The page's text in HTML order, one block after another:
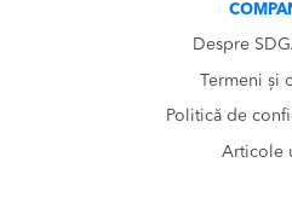
Despre
Termeni și
Politică de
Articole